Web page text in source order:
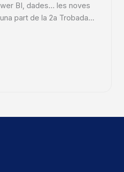
BI, dades… les noves
part de la 2a Trobada...